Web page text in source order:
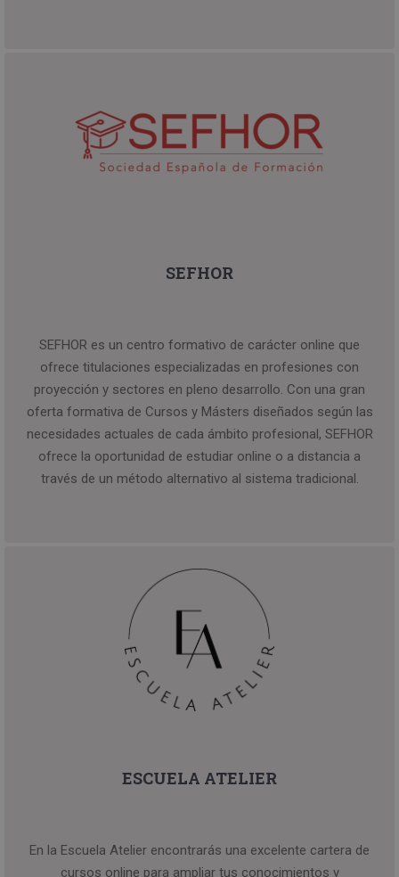
SEFHOR
SEFHOR es un centro formativo de carácter online que
ofrece titulaciones especializadas en profesiones con
proyección y sectores en pleno desarrollo. Con una gran
oferta formativa de Cursos y Másters diseñados según las
necesidades actuales de cada ámbito profesional, SEFHOR
ofrece la oportunidad de estudiar online o a distancia a
través de un método alternativo al sistema tradicional.
ESCUELA ATELIER
En la Escuela Atelier encontrarás una excelente cartera de
cursos online para ampliar tus conocimientos y